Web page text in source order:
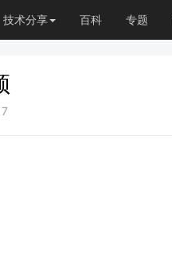
技术分享 百科 专题